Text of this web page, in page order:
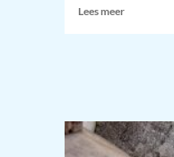
Lees meerLees